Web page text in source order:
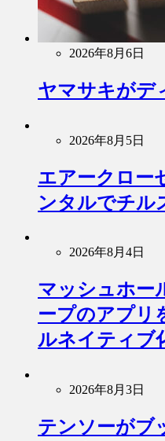
2026年8月6日
ヤマサキがデ
2026年8月5日
エアークロー
ンタルでチル
2026年8月4日
マッシュホー
ープのアプリ
ルネイティブ
2026年8月3日
テンソーがブ